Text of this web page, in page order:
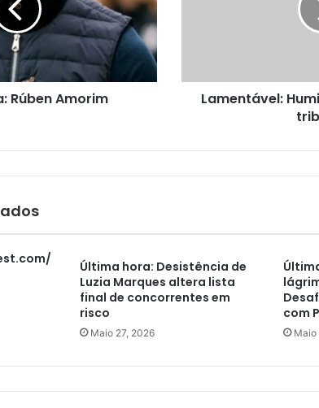
Rúben Amorim
Lamentável:
Última hora: Desistência de
Luzia Marques altera lista
final de concorrentes em
risco
Maio 27, 2026
com
Maio